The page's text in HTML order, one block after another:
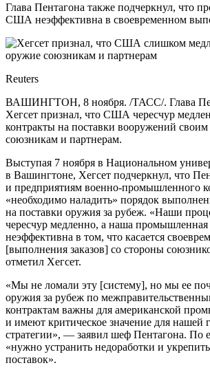
Глава Пентагона также подчеркнул, что
США неэффективна в своевременном
Reuters
ВАШИНГТОН, 8 ноября. /ТАСС/. Глава
Хегсет признал, что США чересчур
контракты на поставки вооружений
союзникам и партнерам.
Выступая 7 ноября в Национальном
в Вашингтоне, Хегсет подчеркнул, что
и предприятиям военно-промышленного
«необходимо наладить» порядок
на поставки оружия за рубеж. «Наши
чересчур медленно, а наша промышленная
неэффективна в том, что касается
[выполнения заказов] со стороны
отметил Хегсет.
«Мы не ломали эту [систему], но мы ее
оружия за рубеж по
контрактам важны для американской
и имеют критическое значение для нашей
стратегии», — заявил шеф Пентагона.
«нужно устранить недоработки и
поставок».